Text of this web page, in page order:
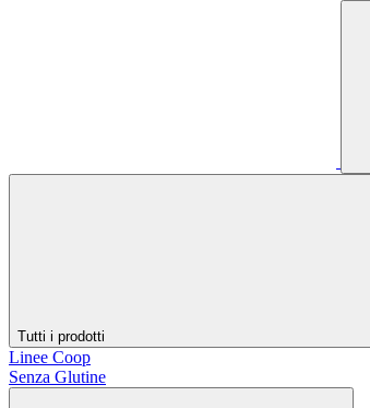
Tutti i prodotti
Linee Coop
Senza Glutine